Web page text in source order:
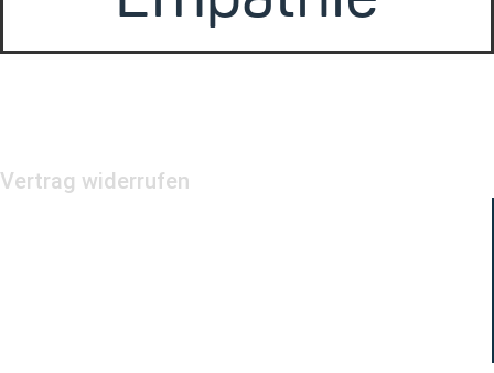
Vertrag widerrufen